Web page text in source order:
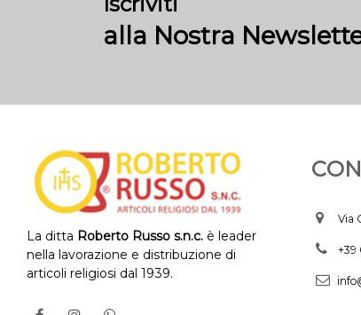
alla Nostra
La ditta Roberto Russo s.n.c. è leader
nella lavorazione e distribuzione di
articoli religiosi dal 1939.
Via
+39